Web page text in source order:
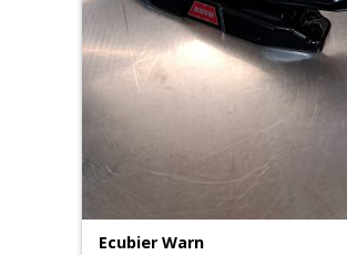
Ecubier Warn